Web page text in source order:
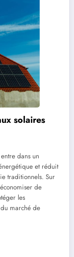
solaires
dans un
et réduit
traditionnels. Sur
de
les
marché de